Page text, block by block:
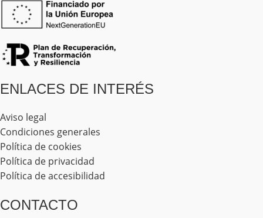
ENLACES DE INTERÉS
Aviso legal
Condiciones generales
Política de cookies
Política de privacidad
Política de accesibilidad
CONTACTO